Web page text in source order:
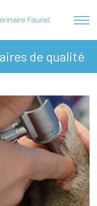
Fauriel
de qualité